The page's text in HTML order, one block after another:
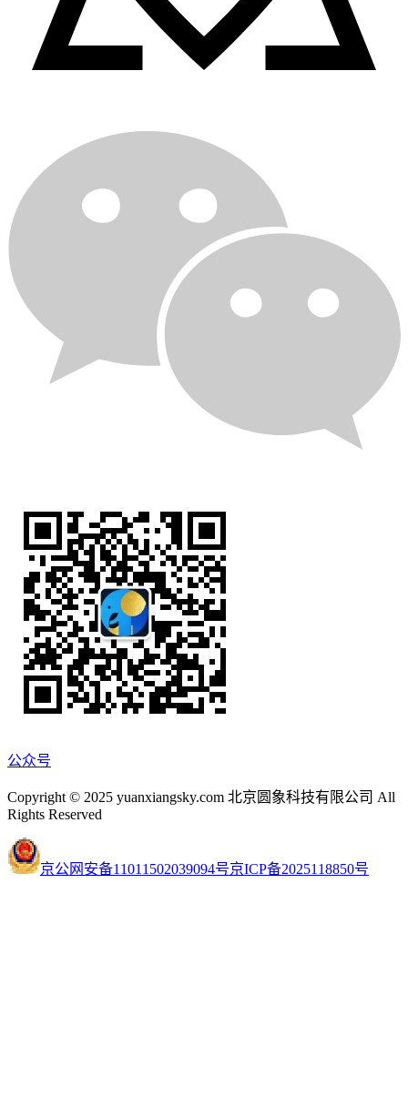
公众号
Copyright © 2025 yuanxiangsky.com 北京圆象科技有限公司 All
Rights Reserved
京公网安备11011502039094号京ICP备2025118850号